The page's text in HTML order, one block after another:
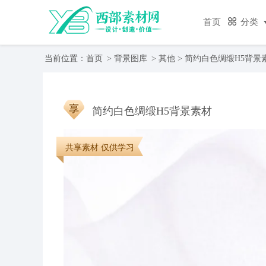
首页 分类
当前位置： 首页 > 背景图库 > 其他 > 简约白色绸缎H5背景
共享素材 仅供学习
简约白色绸缎H5背景素材